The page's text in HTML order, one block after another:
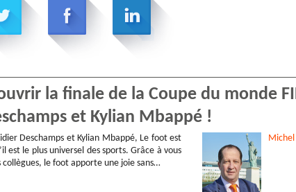
la finale de la Coupe du monde
et Kylian Mbappé !
Deschamps et Kylian Mbappé, Le foot est
est le plus universel des sports. Grâce à vous
collègues, le foot apporte une joie sans…
Michel